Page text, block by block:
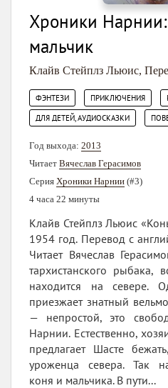
Хроники
мальчик
Клайв Стейплз Льюис,
ФЭНТЕЗИ ПРИКЛЮЧЕНИЯ
ДЛЯ ДЕТЕЙ, АУДИОСКАЗКИ
Год выхода: 2013
Читает Вячеслав Герасимов
Серия Хроники Нарнии (#3)
4 часа 22 минуты
Клайв Стейплз Льюис
1954 год. Перевод с
Читает Вячеслав
тархистанского рыбака,
находится на
приезжает знатный
— непростой, это
Нарнии. Естественно,
предлагает Шасте
уроженца севера. Так
коня и мальчика. В пути...